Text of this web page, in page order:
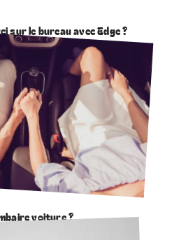
sur le bureau avec Edge ?
voiture ?